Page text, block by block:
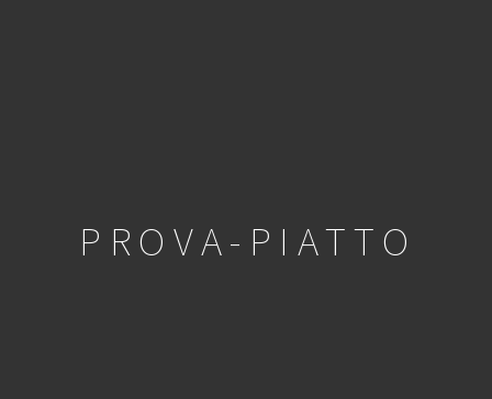
PROVA-PIATTO